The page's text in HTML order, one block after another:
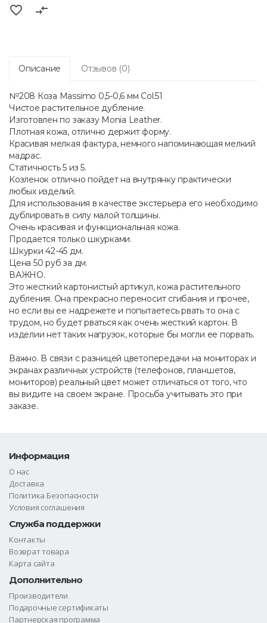
favorite_border compare_arrows
Описание Отзывов (0)
№208 Коза Massimo 0,5-0,6 мм Col.51
Чистое растительное дубление.
Изготовлен по заказу Monia Leather.
Плотная кожа, отлично держит форму.
Красивая мелкая фактура, немного напоминающая мелкий
мадрас.
Статичность 5 из 5.
Козленок отлично пойдет на внутрянку практически
любых изделий.
Для использования в качестве экстерьера его необходимо
дублировать в силу малой толщины.
Очень красивая и функциональная кожа.
Продается только шкурками.
Шкурки 42-45 дм.
Цена 50 руб за дм.
ВАЖНО.
Это жесткий картонистый артикул, кожа растительного
дубления. Она прекрасно переносит сгибания и прочее,
но если вы ее надрежете и попытаетесь рвать то она с
трудом, но будет рваться как очень жесткий картон. В
изделии нет таких нагрузок, которые бы могли ее порвать.
Важно. В связи с разницей цветопередачи на мониторах и
экранах различных устройств (телефонов, планшетов,
мониторов) реальный цвет может отличаться от того, что
вы видите на своем экране. Просьба учитывать это при
заказе.
Информация
О нас
Доставка
Политика Безопасности
Условия соглашения
Служба поддержки
Контакты
Возврат товара
Карта сайта
Дополнительно
Производители
Подарочные сертификаты
Партнерская программа